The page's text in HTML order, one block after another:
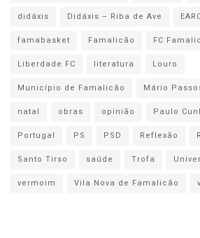
didáxis
Didáxis – Riba de Ave
famabasket
Famalicão FC
Liberdade FC
literatura
Louro
Município de Famalicão
Mário
natal
obras opinião Paulo
Portugal
PS PSD Reflexão
Santo Tirso
saúde Trofa
vermoim
Vila Nova de Famalicão